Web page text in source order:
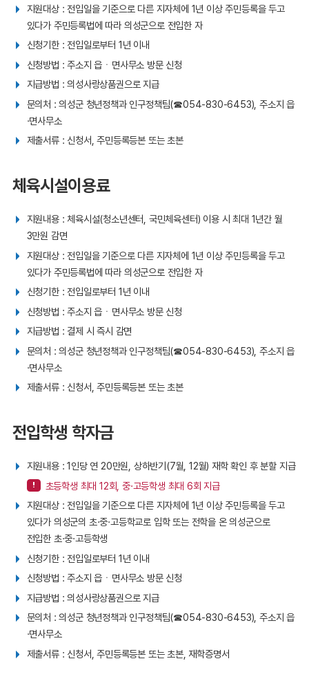
지원대상 : 전입일을 기준으로 다른 지자체에 1년 이상 주민등록을 두고
있다가 주민등록법에 따라 의성군으로 전입한 자
신청기한 : 전입일로부터 1년 이내
신청방법 : 주소지 읍ㆍ면사무소 방문 신청
지급방법 : 의성사랑상품권으로 지급
문의처 : 의성군 청년정책과 인구정책팀(☎054-830-6453), 주소지 읍
·면사무소
제출서류 : 신청서, 주민등록등본 또는 초본
체육시설이용료
지원내용 : 체육시설(청소년센터, 국민체육센터) 이용 시 최대 1년간 월
3만원 감면
지원대상 : 전입일을 기준으로 다른 지자체에 1년 이상 주민등록을 두고
있다가 주민등록법에 따라 의성군으로 전입한 자
신청기한 : 전입일로부터 1년 이내
신청방법 : 주소지 읍ㆍ면사무소 방문 신청
지급방법 : 결제 시 즉시 감면
문의처 : 의성군 청년정책과 인구정책팀(☎054-830-6453), 주소지 읍
·면사무소
제출서류 : 신청서, 주민등록등본 또는 초본
전입학생 학자금
지원내용 : 1인당 연 20만원, 상하반기(7월, 12월) 재학 확인 후 분할 지급
초등학생 최대 12회, 중·고등학생 최대 6회 지급
지원대상 : 전입일을 기준으로 다른 지자체에 1년 이상 주민등록을 두고
있다가 의성군의 초·중·고등학교로 입학 또는 전학을 온 의성군으로
전입한 초·중·고등학생
신청기한 : 전입일로부터 1년 이내
신청방법 : 주소지 읍ㆍ면사무소 방문 신청
지급방법 : 의성사랑상품권으로 지급
문의처 : 의성군 청년정책과 인구정책팀(☎054-830-6453), 주소지 읍
·면사무소
제출서류 : 신청서, 주민등록등본 또는 초본, 재학증명서